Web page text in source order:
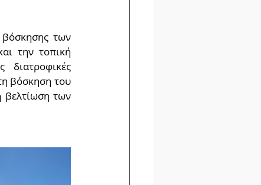
των
την τοπική
βόσκηση του
βελτίωση των